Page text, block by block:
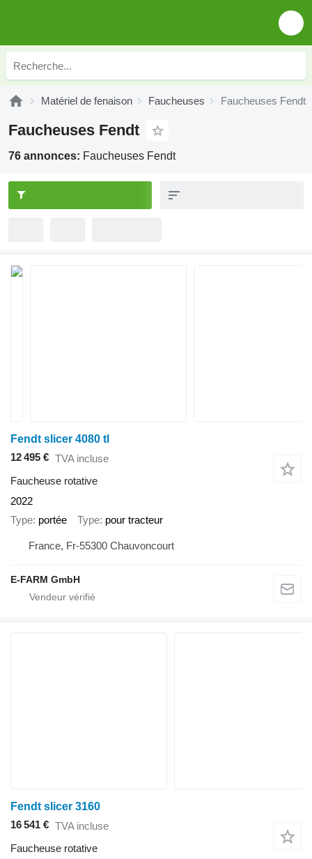
Matériel de fenaison Faucheuses Faucheuses Fendt
Faucheuses Fendt
76 annonces: Faucheuses Fendt
Fendt slicer 4080 tl
12 495 € TVA incluse
Faucheuse rotative
2022
Type portée Type pour tracteur
France, Fr-55300 Chauvoncourt
E-FARM GmbH
Fendt slicer 3160
16 541 € TVA incluse
Faucheuse rotative